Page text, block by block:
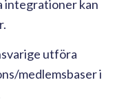
integrationer kan
utföra
medlemsbaser i